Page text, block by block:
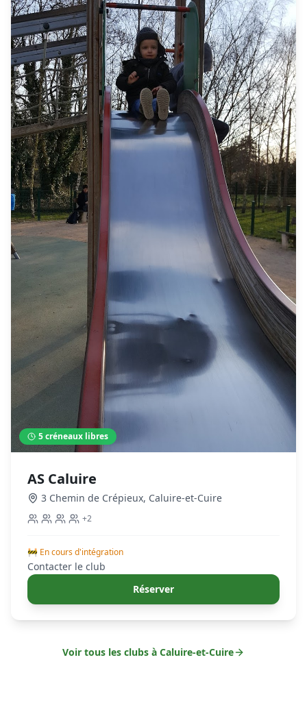
5créneaux libres
AS Caluire
3 Chemin de Crépieux, Caluire-et-Cuire
+2
🚧 En cours d'intégration
Contacter le club
Réserver
Voir tous les clubs à Caluire-et-Cuire